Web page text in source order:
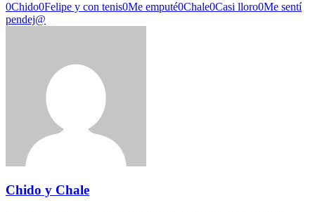
0Chido0Felipe y con tenis0Me emputé0Chale0Casi lloro0Me sentí
pendej@
Chido y Chale